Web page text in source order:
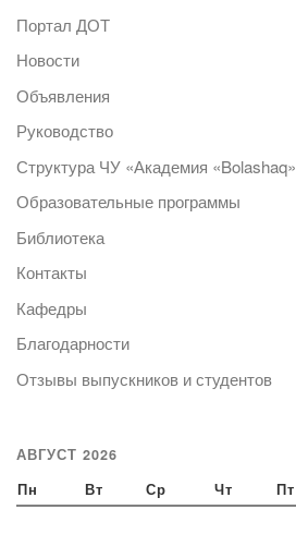
Портал ДОТ
Новости
Объявления
Руководство
Структура ЧУ «Академия «Bolashaq»
Образовательные программы
Библиотека
Контакты
Кафедры
Благодарности
Отзывы выпускников и студентов
АВГУСТ 2026
Пн Вт Ср Чт Пт